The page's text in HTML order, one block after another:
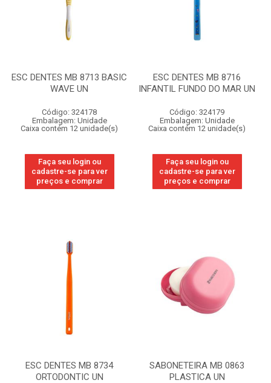
ESC DENTES MB 8713 BASIC
WAVE UN
Código: 324178
Embalagem: Unidade
Caixa contém 12 unidade(s)
Faça seu login ou
cadastre-se para ver
preços e comprar
ESC DENTES MB 8716
INFANTIL FUNDO DO MAR UN
Código: 324179
Embalagem: Unidade
Caixa contém 12 unidade(s)
Faça seu login ou
cadastre-se para ver
preços e comprar
ESC DENTES MB 8734
ORTODONTIC UN
SABONETEIRA MB 0863
PLASTICA UN